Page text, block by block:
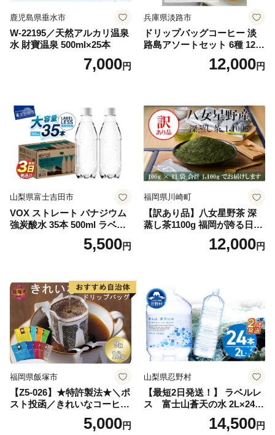
鹿児島県垂水市
W-22195／天然アルカリ温泉
水 財寶温泉 500ml×25本
7,000円
兵庫県淡路市
ドリップバッグコーヒー 淡
路島アソートセット 6種 120
袋 飲み比べ コーヒー
12,000円
山梨県富士吉田市
VOX ストレート バナジウム
強炭酸水 35本 500ml ラベル
レス【富士吉田市限定カート
5,500円
福岡県川崎町
【訳あり品】八女星野茶 深
蒸し茶1100g 福岡が誇る日本
茶_ 訳アリ 常温 お茶 茶袋 常
備品 おちゃ ocha 茶葉 緑茶
小分け お土産 お取り寄せ グ
ルメ 福岡 九州 福岡県 国産
日本 ふかむし茶 ふかむし 家
庭用 自宅用 ちゃ りょくちゃ
ふかむしちゃ 急須 甘み 川崎
町 送料無料
12,000円
福岡県飯塚市
【Z5-026】★特許製法★＼ポ
スト投函／きれいなコーヒー
ドリップバッグ9種セット(18
袋)ゆうパケットでお届け！
5,000円
山梨県忍野村
【最短2日発送！】 ラベルレ
ス 富士山蒼天の水 2L×24本
（4ケース）※離島不可 天然
水 ミネラルウォーター 水 ペ
14,500円